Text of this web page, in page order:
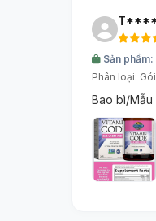
Sản
Phân loại: Gói
Bao bì/